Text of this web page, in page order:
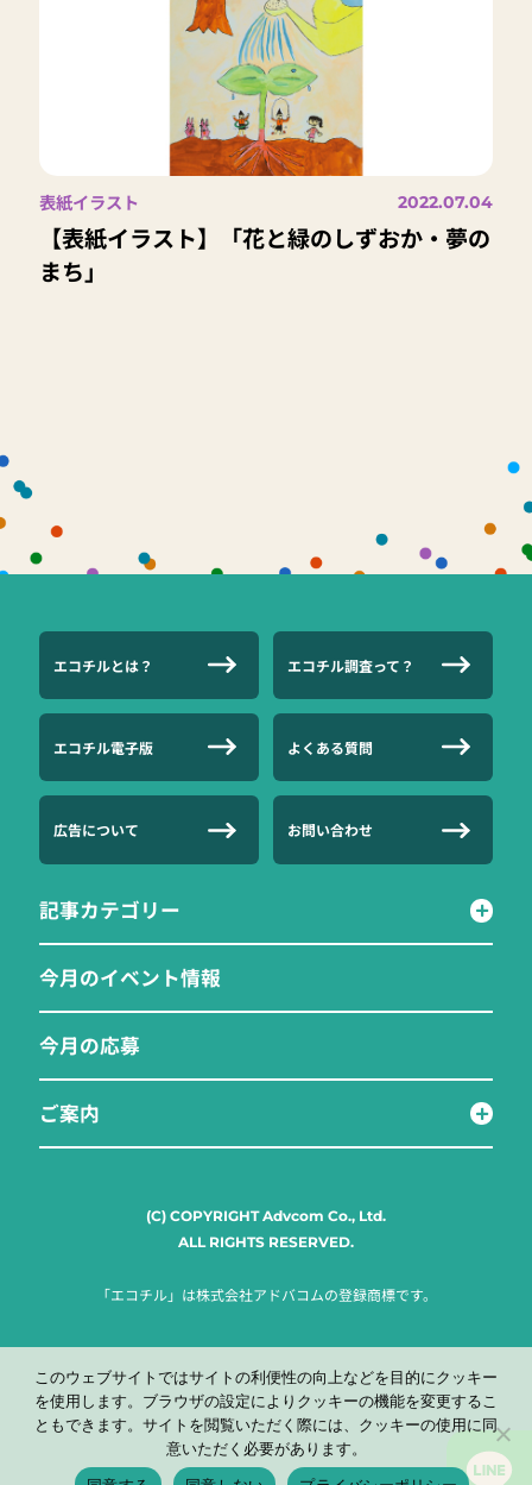
表紙イラスト 2022.07.04
【表紙イラスト】「花と緑のしずおか・夢の
まち」
エコチルとは？ エコチル調査って？
エコチル電子版 よくある質問
広告について お問い合わせ
記事カテゴリー
今月のイベント情報
今月の応募
ご案内
(C) COPYRIGHT Advcom Co., Ltd.
ALL RIGHTS RESERVED.
「エコチル」は株式会社アドバコムの登録商標です。
このウェブサイトではサイトの利便性の向上などを目的にクッキー
を使用します。ブラウザの設定によりクッキーの機能を変更するこ
ともできます。サイトを閲覧いただく際には、クッキーの使用に同
意いただく必要があります。